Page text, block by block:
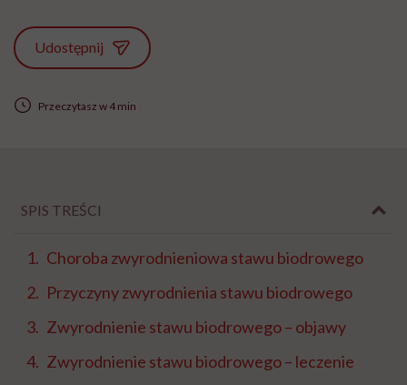
Udostępnij
Przeczytasz w 4 min
SPIS TREŚCI
Choroba zwyrodnieniowa stawu biodrowego
Przyczyny zwyrodnienia stawu biodrowego
Zwyrodnienie stawu biodrowego – objawy
Zwyrodnienie stawu biodrowego – leczenie